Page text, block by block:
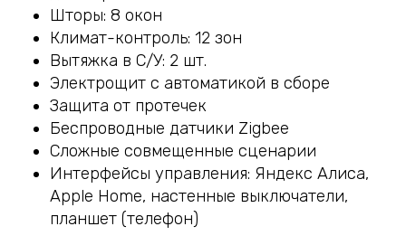
Шторы: 8 окон
Климат-контроль: 12 зон
Вытяжка в С/У: 2 шт.
Электрощит с автоматикой в сборе
Защита от протечек
Беспроводные датчики Zigbee
Сложные совмещенные сценарии
Интерфейсы управления: Яндекс Алиса,
Apple Home, настенные выключатели,
планшет (телефон)